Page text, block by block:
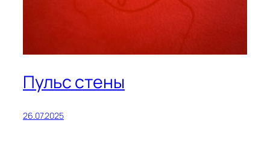
Пульс стены
26.07.2025